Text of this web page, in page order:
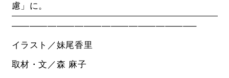
慮」に。
————————————————————–
イラスト／妹尾香里
取材・文／森 麻子